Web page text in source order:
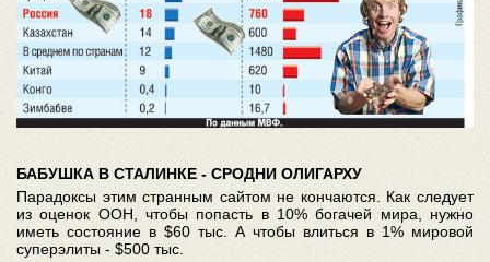
БАБУШКА В СТАЛИНКЕ - СРОДНИ ОЛИГАРХУ
Парадоксы этим странным сайтом не кончаются. Как следует
из оценок ООН, чтобы попасть в 10% богачей мира, нужно
иметь состояние в $60 тыс. А чтобы влиться в 1% мировой
суперэлиты - $500 тыс.